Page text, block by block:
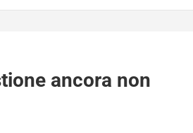
ancora non